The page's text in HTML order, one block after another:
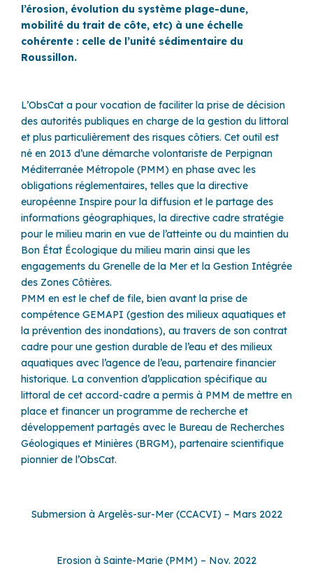
l’érosion, évolution du système plage-dune,
mobilité du trait de côte, etc) à une échelle
cohérente : celle de l’unité sédimentaire du
Roussillon.
L’ObsCat a pour vocation de faciliter la prise de décision
des autorités publiques en charge de la gestion du littoral
et plus particulièrement des risques côtiers. Cet outil est
né en 2013 d’une démarche volontariste de Perpignan
Méditerranée Métropole (PMM) en phase avec les
obligations réglementaires, telles que la directive
européenne Inspire pour la diffusion et le partage des
informations géographiques, la directive cadre stratégie
pour le milieu marin en vue de l’atteinte ou du maintien du
Bon État Écologique du milieu marin ainsi que les
engagements du Grenelle de la Mer et la Gestion Intégrée
des Zones Côtières.
PMM en est le chef de file, bien avant la prise de
compétence GEMAPI (gestion des milieux aquatiques et
la prévention des inondations), au travers de son contrat
cadre pour une gestion durable de l’eau et des milieux
aquatiques avec l’agence de l’eau, partenaire financier
historique. La convention d’application spécifique au
littoral de cet accord-cadre a permis à PMM de mettre en
place et financer un programme de recherche et
développement partagés avec le Bureau de Recherches
Géologiques et Minières (BRGM), partenaire scientifique
pionnier de l’ObsCat.
Submersion à Argelès-sur-Mer (CCACVI) – Mars 2022
Erosion à Sainte-Marie (PMM) – Nov. 2022